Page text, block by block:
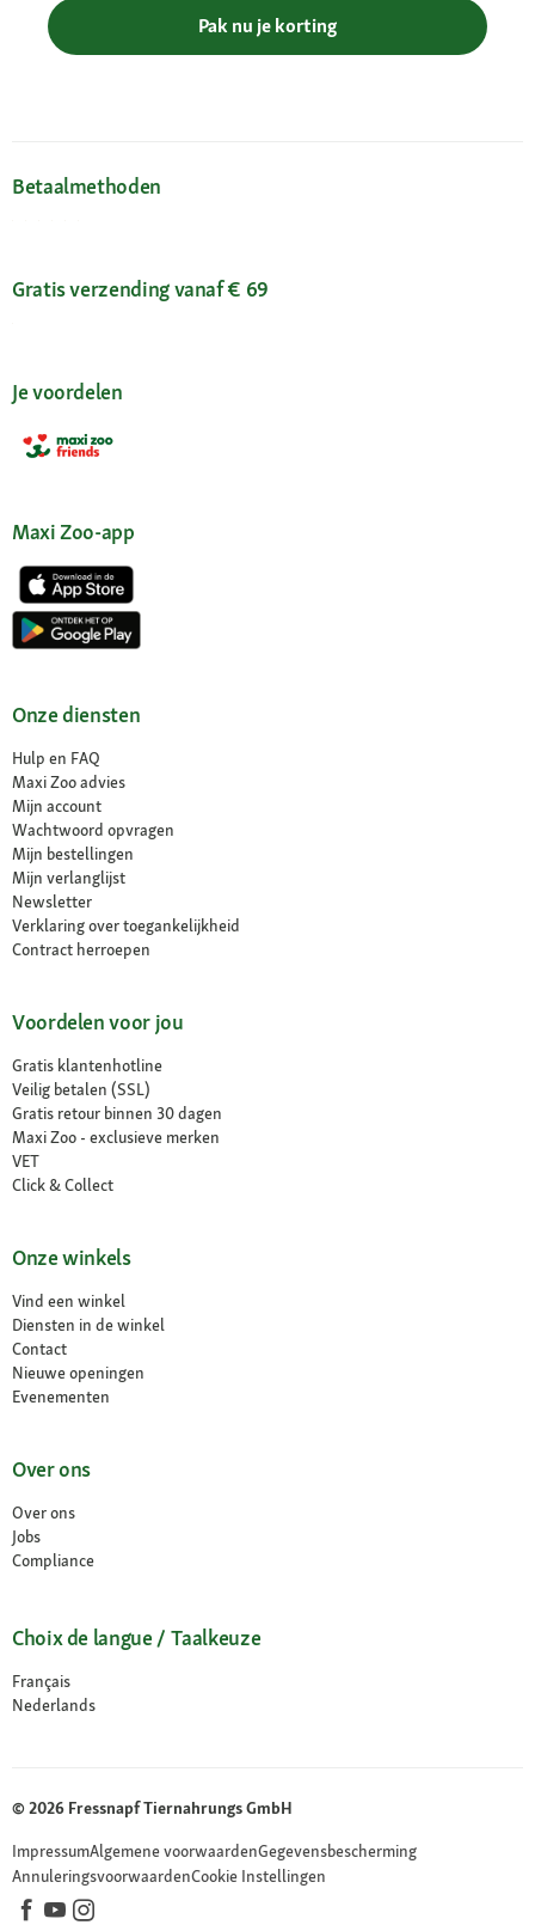
Pak nu je korting
Betaalmethoden
Gratis verzending vanaf € 69
Je voordelen
Maxi Zoo-app
Onze diensten
Hulp en FAQ
Maxi Zoo advies
Mijn account
Wachtwoord opvragen
Mijn bestellingen
Mijn verlanglijst
Newsletter
Verklaring over toegankelijkheid
Contract herroepen
Voordelen voor jou
Gratis klantenhotline
Veilig betalen (SSL)
Gratis retour binnen 30 dagen
Maxi Zoo - exclusieve merken
VET
Click & Collect
Onze winkels
Vind een winkel
Diensten in de winkel
Contact
Nieuwe openingen
Evenementen
Over ons
Over ons
Jobs
Compliance
Choix de langue / Taalkeuze
Français
Nederlands
© 2026 Fressnapf Tiernahrungs GmbH
ImpressumAlgemene voorwaardenGegevensbescherming
AnnuleringsvoorwaardenCookie Instellingen